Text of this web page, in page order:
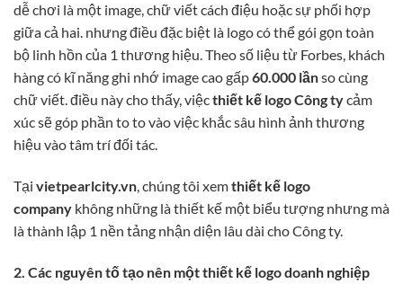
dễ chơi là một image, chữ viết cách điệu hoặc sự phối hợp
giữa cả hai. nhưng điều đặc biệt là logo có thể gói gọn toàn
bộ linh hồn của 1 thương hiệu. Theo số liệu từ Forbes, khách
hàng có kĩ năng ghi nhớ image cao gấp60.000 lầnso cùng
chữ viết. điều này cho thấy, việcthiết kế logo Công tycảm
xúc sẽ góp phần to to vào việc khắc sâu hình ảnh thương
hiệu vào tâm trí đối tác.
Tại vietpearlcity.vn, chúng tôi xemthiết kế logo
company không những là thiết kế một biểu tượng nhưng mà
là thành lập 1 nền tảng nhận diện lâu dài cho Công ty.
2. Các nguyên tố tạo nên một thiết kế logo doanh nghiệp